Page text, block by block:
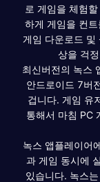
로 게임을 체험
하게 게임을 컨
게임 다운로드 및
상을 걱
최신버전의 녹스
안드로이드 7버
겁니다. 게임 유
통해서 마침 PC
녹스 앱플레이어
과 게임 동시에
있습니다. 녹스